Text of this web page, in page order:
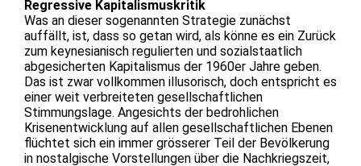
Regressive Kapitalismuskritik
Was an dieser sogenannten Strategie zunächst
auffällt, ist, dass so getan wird, als könne es ein Zurück
zum keynesianisch regulierten und sozialstaatlich
abgesicherten Kapitalismus der 1960er Jahre geben.
Das ist zwar vollkommen illusorisch, doch entspricht es
einer weit verbreiteten gesellschaftlichen
Stimmungslage. Angesichts der bedrohlichen
Krisenentwicklung auf allen gesellschaftlichen Ebenen
flüchtet sich ein immer grösserer Teil der Bevölkerung
in nostalgische Vorstellungen über die Nachkriegszeit,